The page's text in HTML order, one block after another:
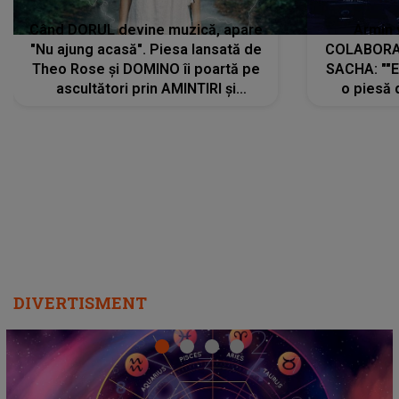
Când DORUL devine muzică, apare
"Nu ajung acasă". Piesa lansată de
Theo Rose și DOMINO îi poartă pe
ascultători prin AMINTIRI și
SACHA:
o piesă
DIVERTISMENT